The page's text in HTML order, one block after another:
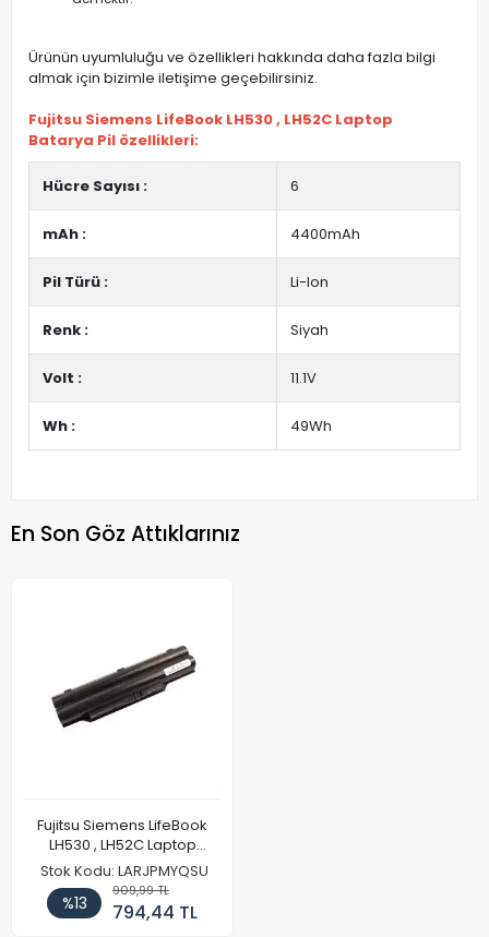
Ürünün uyumluluğu ve özellikleri hakkında daha fazla bilgi
almak için bizimle iletişime geçebilirsiniz.
Fujitsu Siemens LifeBook LH530 , LH52C Laptop
Batarya Pil özellikleri:
Hücre Sayısı : 6
mAh : 4400mAh
Pil Türü : Li-Ion
Renk : Siyah
Volt : 11.1V
Wh : 49Wh
En Son Göz Attıklarınız
Fujitsu Siemens LifeBook
LH530 , LH52C Laptop
Batarya Pil
Stok Kodu: LARJPMYQSU
%13
909,99 TL
794,44 TL